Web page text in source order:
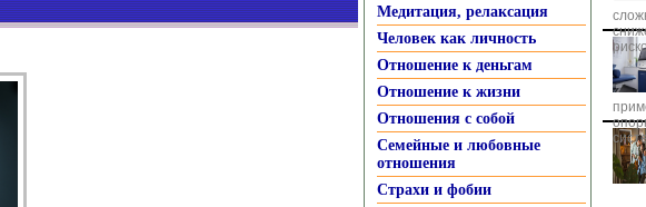
Медитация, релаксация
Человек как личность
Отношение к деньгам
Отношение к жизни
Отношения с собой
Семейные и любовные
отношения
Страхи и фобии